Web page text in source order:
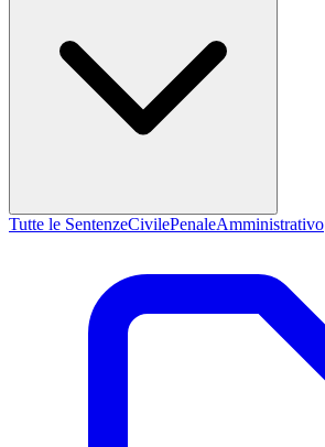
Tutte le SentenzeCivilePenaleAmministrativo